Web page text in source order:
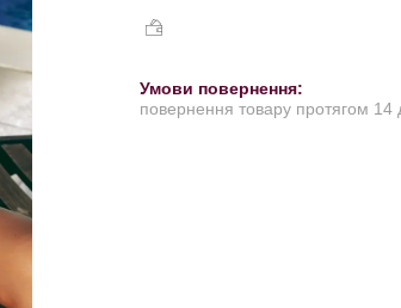
повернення товару протягом 14